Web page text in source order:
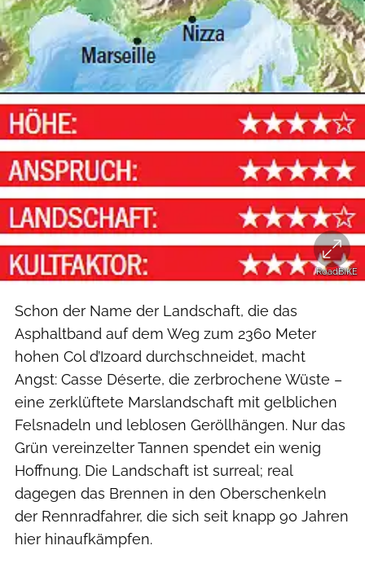
RoadBIKE
Schon der Name der Landschaft, die das
Asphaltband auf dem Weg zum 2360 Meter
hohen Col d’Izoard durchschneidet, macht
Angst: Casse Déserte, die zerbrochene Wüste –
eine zerklüftete Marslandschaft mit gelblichen
Felsnadeln und leblosen Geröllhängen. Nur das
Grün vereinzelter Tannen spendet ein wenig
Hoffnung. Die Landschaft ist surreal; real
dagegen das Brennen in den Oberschenkeln
der Rennradfahrer, die sich seit knapp 90 Jahren
hier hinaufkämpfen.